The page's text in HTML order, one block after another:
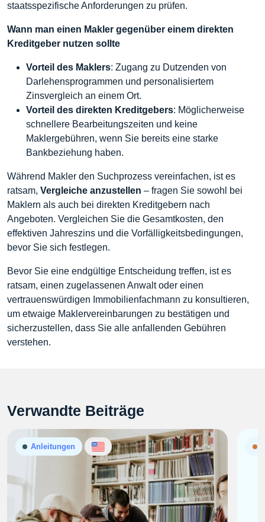
staatsspezifische Anforderungen zu prüfen.
Wann man einen Makler gegenüber einem direkten
Kreditgeber nutzen sollte
Vorteil des Maklers: Zugang zu Dutzenden von
Darlehensprogrammen und personalisiertem
Zinsvergleich an einem Ort.
Vorteil des direkten Kreditgebers: Möglicherweise
schnellere Bearbeitungszeiten und keine
Maklergebühren, wenn Sie bereits eine starke
Bankbeziehung haben.
Während Makler den Suchprozess vereinfachen, ist es
ratsam, Vergleiche anzustellen – fragen Sie sowohl bei
Maklern als auch bei direkten Kreditgebern nach
Angeboten. Vergleichen Sie die Gesamtkosten, den
effektiven Jahreszins und die Vorfälligkeitsbedingungen,
bevor Sie sich festlegen.
Bevor Sie eine endgültige Entscheidung treffen, ist es
ratsam, einen zugelassenen Anwalt oder einen
vertrauenswürdigen Immobilienfachmann zu konsultieren,
um etwaige Maklervereinbarungen zu bestätigen und
sicherzustellen, dass Sie alle anfallenden Gebühren
verstehen.
Verwandte Beiträge
Anleitungen